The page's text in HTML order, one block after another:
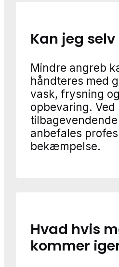
Kan jeg
Mindre angreb
håndteres med
vask, frysning
opbevaring.
anbefales
bekæmpelse.
Hvad hvis
kommer